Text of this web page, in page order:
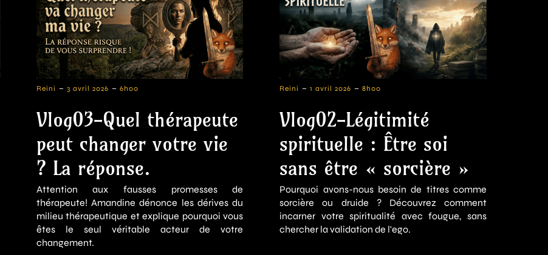
Reini - 3 avril 2026 - 6h00
Vlog03-Quel thérapeute
peut changer votre vie
? La réponse.
Attention aux fausses promesses de
thérapeute! Amandine dénonce les dérives du
milieu thérapeutique et explique pourquoi vous
êtes le seul véritable acteur de votre
changement.
Reini - 1 avril 2026 - 8h00
Vlog02-Légitimité
spirituelle : Être soi
sans être « sorcière »
Pourquoi avons-nous besoin de titres comme
sorcière ou druide ? Découvrez comment
incarner votre spiritualité avec fougue, sans
chercher la validation de l'ego.